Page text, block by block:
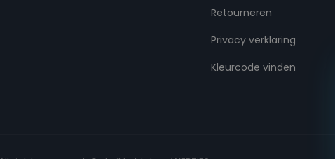
Retourneren
Privacy verklaring
Kleurcode vinden